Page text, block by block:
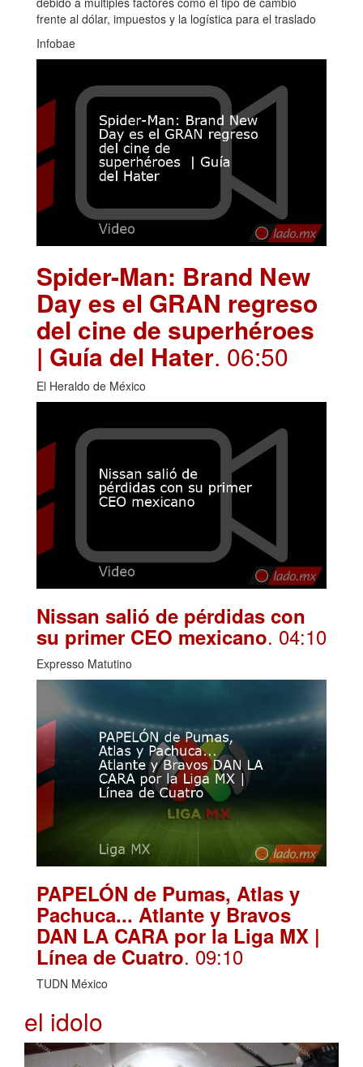
frente al dólar, impuestos y la logística para el traslado
Infobae
Spider-Man: Brand New
Day es el GRAN regreso
del cine de superhéroes
| Guía del Hater. 06:50
El Heraldo de México
Nissan salió de pérdidas con
su primer CEO mexicano. 04:10
Expresso Matutino
PAPELÓN de Pumas, Atlas y
Pachuca... Atlante y Bravos
DAN LA CARA por la Liga MX |
Línea de Cuatro. 09:10
TUDN México
el idolo